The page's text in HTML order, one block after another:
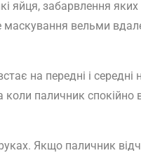
забарвлення яких
вельми
на передні і
паличник спокійно
Якщо паличник